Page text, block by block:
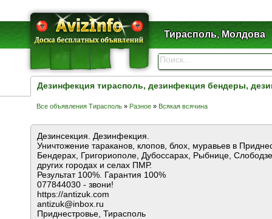
Тирасполь, Молдова
Дезинфекция тирасполь, дезинфекция бендеры,
Все объявления Тирасполь » Разное » Всякая всячина
Дезинсекция. Дезинфекция.
Уничтожение тараканов, клопов, блох, муравьев в
Бендерах, Григориополе, Дубоссарах, Рыбнице,
других городах и селах ПМР.
Результат 100%. Гарантия 100%
077844030 - звони!
https://antizuk.com
antizuk@inbox.ru
Приднестровье, Тирасполь